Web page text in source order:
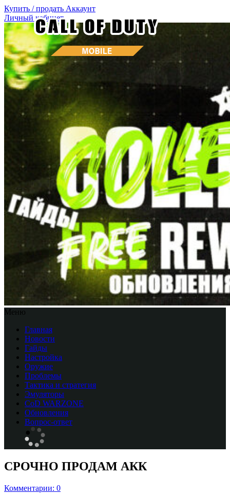
Купить / продать Аккаунт
Личный кабинет
Меню
Главная
Новости
Гайды
Настройка
Оружие
Проблемы
Тактика и стратегия
Эмуляторы
CоD WARZONE
Обновления
Вопрос-ответ
СРОЧНО ПРОДАМ АКК
Комментарии: 0